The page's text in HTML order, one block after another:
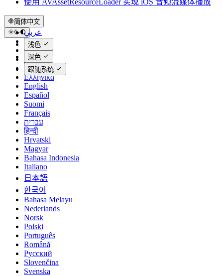
使用 AVAssetResourceLoader 实现 iOS 音频流媒体播放
简体中文
عربي
Català
Čeština
Dansk
Deutsch
Ελληνικά
English
Español
Suomi
Français
עברית
हिन्दी
Hrvatski
Magyar
Bahasa Indonesia
Italiano
日本語
한국어
Bahasa Melayu
Nederlands
Norsk
Polski
Português
Română
Русский
Slovenčina
Svenska
浅色
深色
跟随系统